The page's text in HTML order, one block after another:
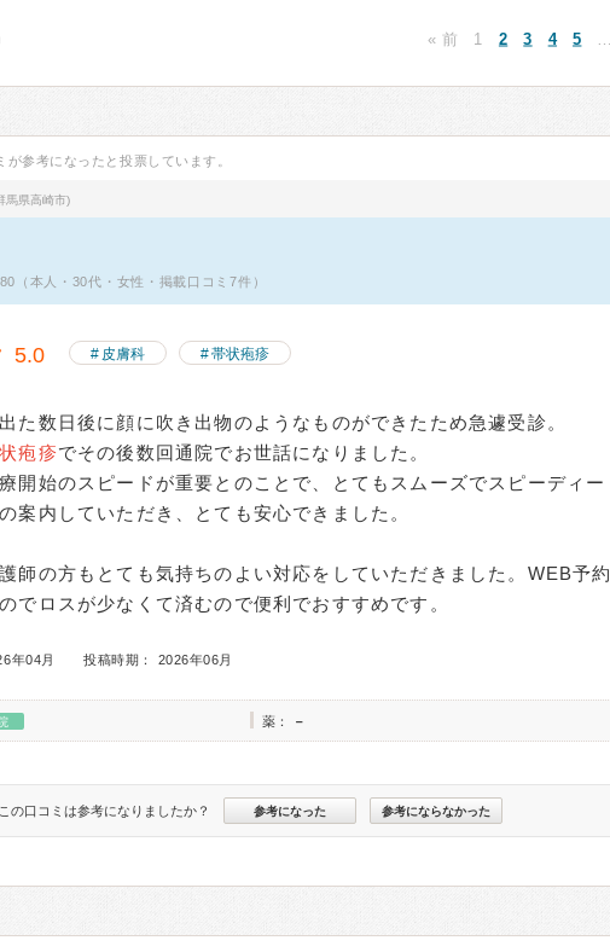
« 前 1 2 3 4 5
が参考になったと投票しています。
馬県高崎市)
（本人・30代・女性・掲載口コミ7件）
5.0 皮膚科 帯状疱疹
た数日後に顔に吹き出物のようなものができたため急遽受診。
疱疹でその後数回通院でお世話になりました。
開始のスピードが重要とのことで、とてもスムーズでスピーディー
案内していただき、とても安心できました。
師の方もとても気持ちのよい対応をしていただきました。WEB予約
でロスが少なくて済むので便利でおすすめです。
年04月 投稿時期： 2026年06月
薬： －
この口コミは参考になりましたか？ 参考になった 参考にならなかった